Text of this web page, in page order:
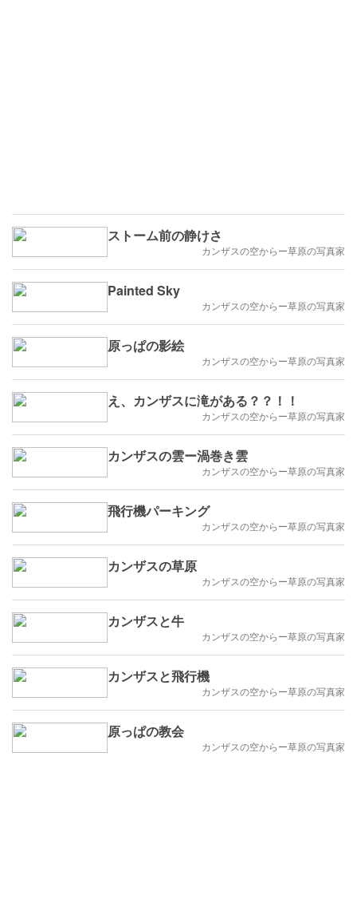
ストーム前の静けさ
カンザスの空からー草原の写真家
Painted Sky
カンザスの空からー草原の写真家
原っぱの影絵
カンザスの空からー草原の写真家
え、カンザスに滝がある？？！！
カンザスの空からー草原の写真家
カンザスの雲ー渦巻き雲
カンザスの空からー草原の写真家
飛行機パーキング
カンザスの空からー草原の写真家
カンザスの草原
カンザスの空からー草原の写真家
カンザスと牛
カンザスの空からー草原の写真家
カンザスと飛行機
カンザスの空からー草原の写真家
原っぱの教会
カンザスの空からー草原の写真家